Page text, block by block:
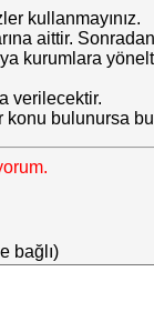
kullanmayınız.
aittir.
kurumlara
verilecektir.
konu bulunursa
bağlı)